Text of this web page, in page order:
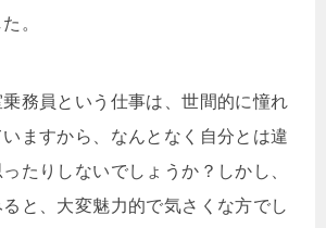
。
務員という仕事は、世間的に憧れ
ますから、なんとなく自分とは違
たりしないでしょうか？しかし、
と、大変魅力的で気さくな方でし